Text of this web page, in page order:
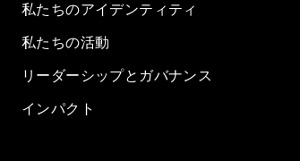
私たちのアイデンティティ
私たちの活動
リーダーシップとガバナンス
インパクト